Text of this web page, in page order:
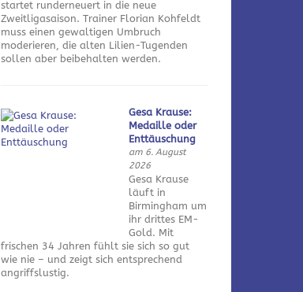
startet runderneuert in die neue
Zweitligasaison. Trainer Florian Kohfeldt
muss einen gewaltigen Umbruch
moderieren, die alten Lilien-Tugenden
sollen aber beibehalten werden.
Gesa Krause:
Medaille oder
Enttäuschung
am 6. August
2026
Gesa Krause
läuft in
Birmingham um
ihr drittes EM-
Gold. Mit
frischen 34 Jahren fühlt sie sich so gut
wie nie – und zeigt sich entsprechend
angriffslustig.